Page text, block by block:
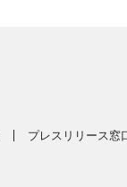
プレスリリース窓